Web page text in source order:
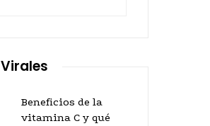
Virales
Beneficios de la
vitamina C y qué